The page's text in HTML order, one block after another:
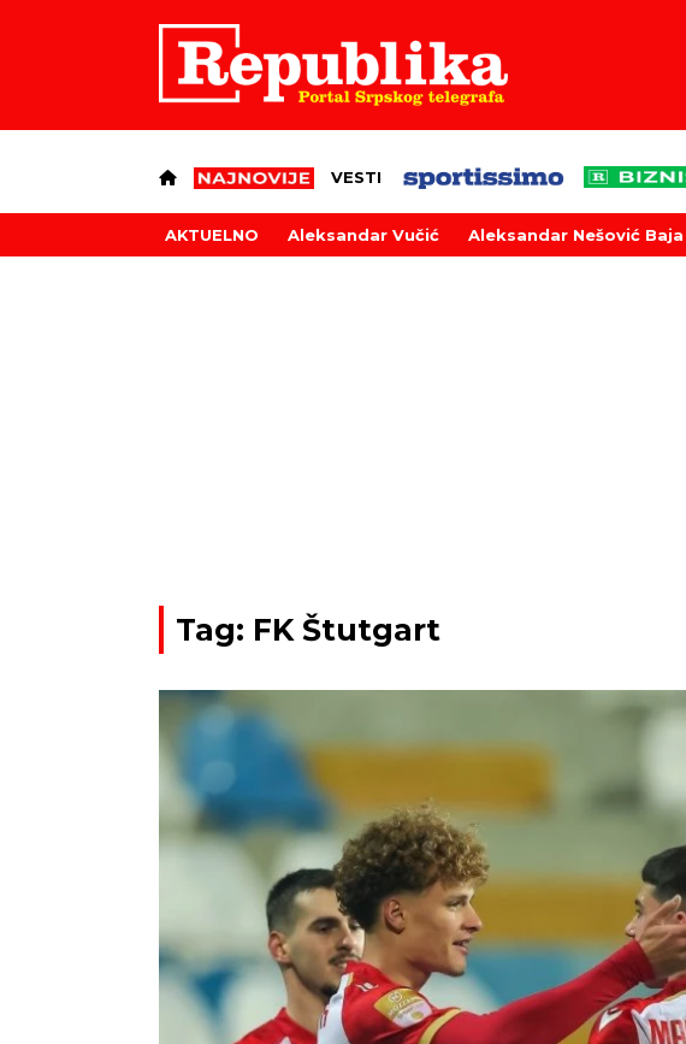
VESTI
AKTUELNO Aleksandar Vučić Aleksandar Nešović Baja
Tag: FK Štutgart